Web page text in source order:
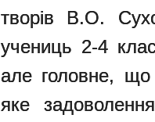
творів В.О.
учениць 2-4
але головне, що
яке